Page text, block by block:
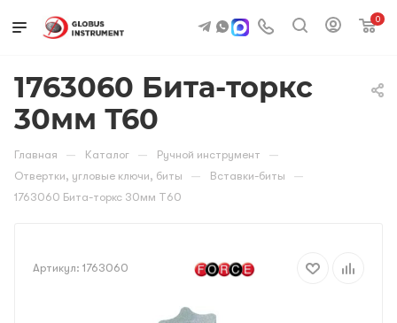
0
1763060 Бита-торкс
30мм Т60
Главная — Каталог — Ручной инструмент —
Отвертки, угловые ключи, биты — Вставки-биты —
1763060 Бита-торкс 30мм Т60
Артикул: 1763060